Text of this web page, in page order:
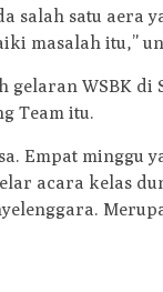
salah satu aera
masalah itu,”
gelaran WSBK
Team itu.
Empat minggu
acara kelas